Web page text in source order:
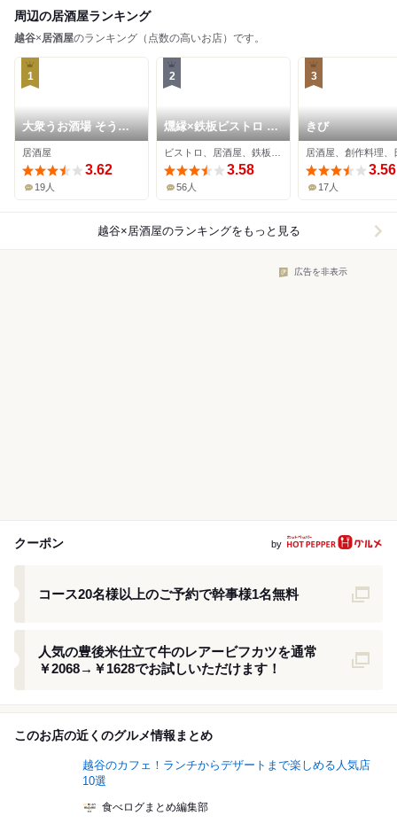
周辺の居酒屋ランキング
越谷×居酒屋のランキング（点数の高いお店）です。
1
大衆うお酒場 そうか
二郎
居酒屋
3.62
19人
2
燻縁×鉄板ビストロ ラ
クガキ
3.58
56人
3
きび
3.56
17人
越谷×居酒屋のランキングをもっと見る
広告を非表示
クーポン by
コース20名様以上のご予約で幹事様1名無料
人気の豊後米仕立て牛のレアービフカツを通常
￥2068→￥1628でお試しいただけます！
このお店の近くのグルメ情報まとめ
越谷のカフェ！ランチからデザートまで楽しめる人気店
10選
食べログまとめ編集部